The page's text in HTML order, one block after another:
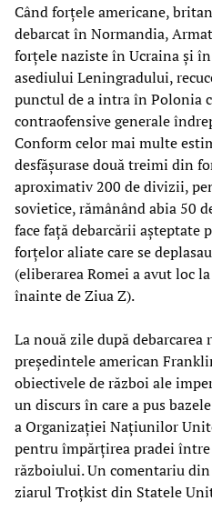
Când forțele americane,
debarcat în Normandia,
forțele naziste în Ucraina și
asediului Leningradului,
punctul de a intra în Polonia
contraofensive generale
Conform celor mai multe
desfășurase două treimi din
aproximativ 200 de divizii,
sovietice, rămânând abia 50
face față debarcării așteptate
forțelor aliate care se
(eliberarea Romei a avut loc
înainte de Ziua Z).
La nouă zile după
președintele american
obiectivele de război ale
un discurs în care a pus
a Organizației Națiunilor
pentru împărțirea pradei
războiului. Un comentariu din
ziarul Troțkist din Statele